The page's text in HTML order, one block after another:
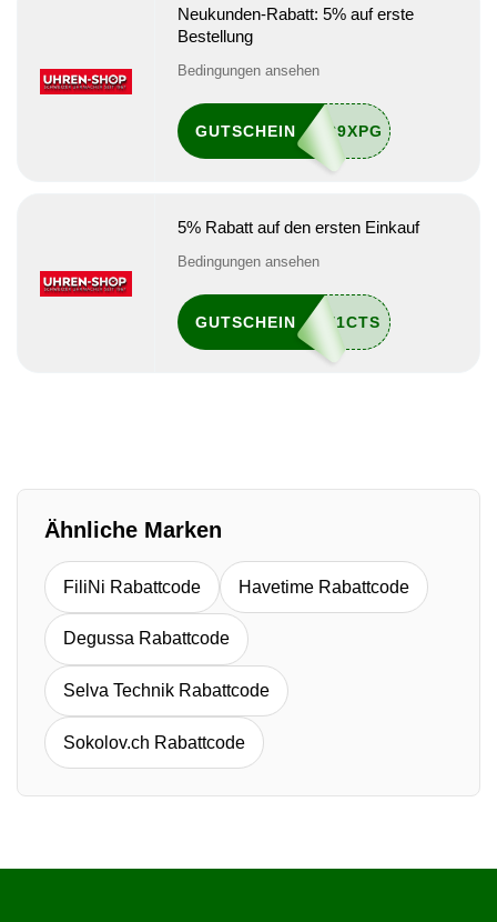
Neukunden-Rabatt: 5% auf erste
Bestellung
Bedingungen ansehen
GUTSCHEIN
5% Rabatt auf den ersten Einkauf
Bedingungen ansehen
GUTSCHEIN
Ähnliche Marken
FiliNi Rabattcode Havetime Rabattcode
Degussa Rabattcode
Selva Technik Rabattcode
Sokolov.ch Rabattcode